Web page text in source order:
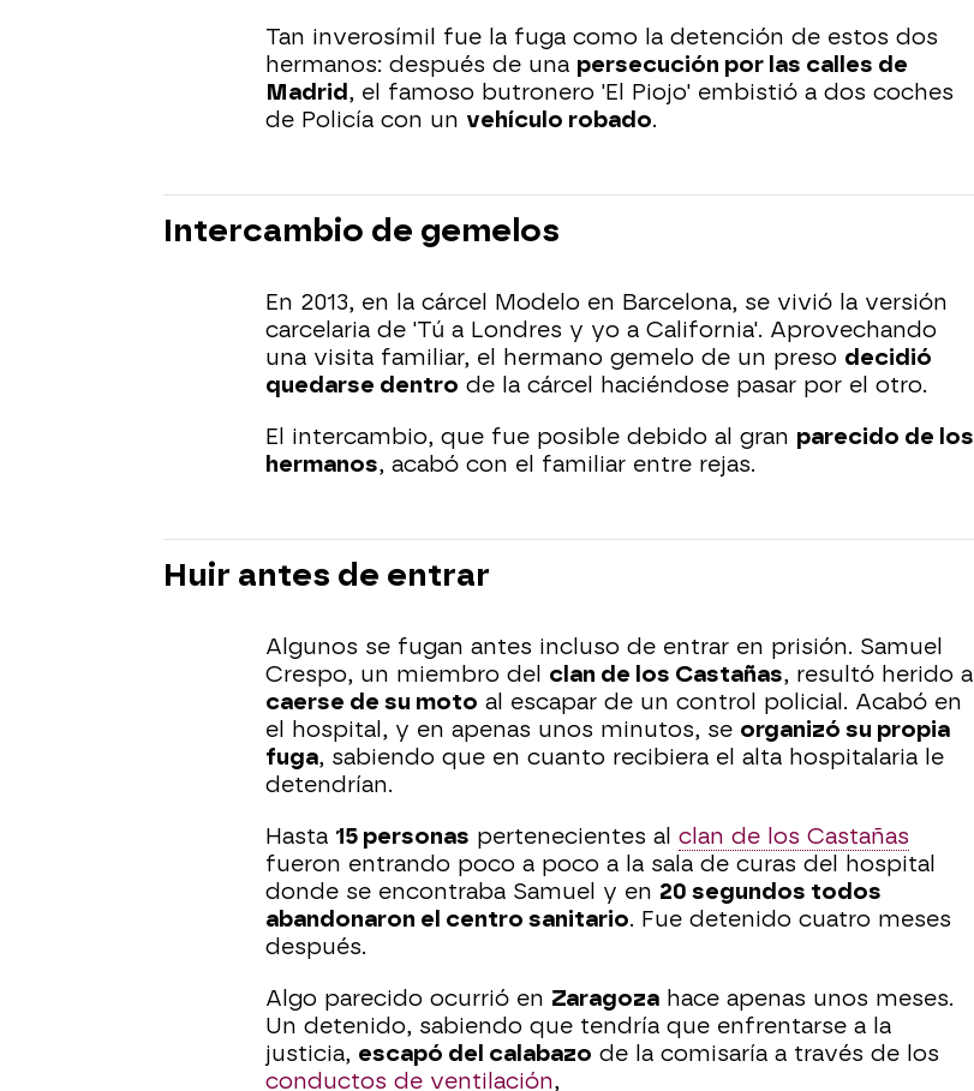
Tan inverosímil fue la fuga como la detención de estos dos
hermanos: después de una persecución por las calles de
Madrid , el famoso butronero 'El Piojo' embistió a dos coches
de Policía con un vehículo robado.
Intercambio de gemelos
En 2013, en la cárcel Modelo en Barcelona, se vivió la versión
carcelaria de 'Tú a Londres y yo a California'. Aprovechando
una visita familiar, el hermano gemelo de un preso decidió
quedarse dentro de la cárcel haciéndose pasar por el otro.
El intercambio, que fue posible debido al gran parecido de los
hermanos, acabó con el familiar entre rejas.
Huir antes de entrar
Algunos se fugan antes incluso de entrar en prisión. Samuel
Crespo, un miembro del clan de los Castañas, resultó herido al
caerse de su moto al escapar de un control policial. Acabó en
el hospital, y en apenas unos minutos, se organizó su propia
fuga, sabiendo que en cuanto recibiera el alta hospitalaria le
detendrían.
Hasta 15 personas pertenecientes al clan de los Castañas
fueron entrando poco a poco a la sala de curas del hospital
donde se encontraba Samuel y en 20 segundos todos
abandonaron el centro sanitario. Fue detenido cuatro meses
después.
Algo parecido ocurrió en Zaragoza hace apenas unos meses.
Un detenido, sabiendo que tendría que enfrentarse a la
justicia, escapó del calabazo de la comisaría a través de los
conductos de ventilación,